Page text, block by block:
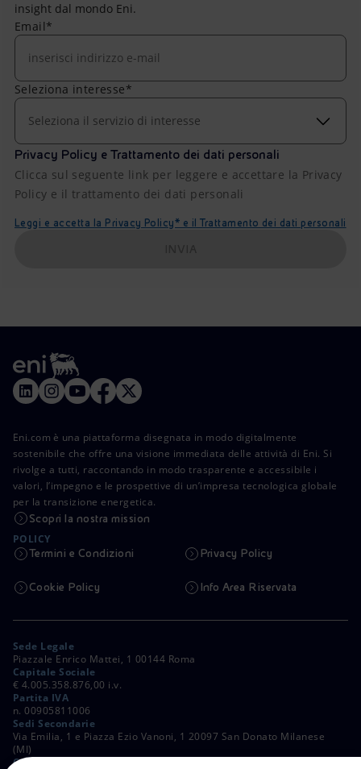
insight dal mondo Eni.
Email*
Seleziona interesse*
Seleziona il servizio di interesse
Privacy Policy e Trattamento dei dati personali
Clicca sul seguente link per leggere e accettare la Privacy
Policy e il trattamento dei dati personali
Leggi e accetta la Privacy Policy* e il Trattamento dei dati personali
Eni.com è una piattaforma disegnata in modo digitalmente
sostenibile che offre una visione immediata delle attività di Eni. Si
rivolge a tutti, raccontando in modo trasparente e accessibile i
valori, l’impegno e le prospettive di un’impresa tecnologica globale
per la transizione energetica.
Scopri la nostra mission
POLICY
Termini e Condizioni Privacy Policy
Cookie Policy Info Area Riservata
Sede Legale
Piazzale Enrico Mattei, 1 00144 Roma
Capitale Sociale
€ 4.005.358.876,00 i.v.
Partita IVA
n. 00905811006
Sedi Secondarie
Via Emilia, 1 e Piazza Ezio Vanoni, 1 20097 San Donato Milanese
(MI)
C. Fiscale e Registro Imprese di Roma